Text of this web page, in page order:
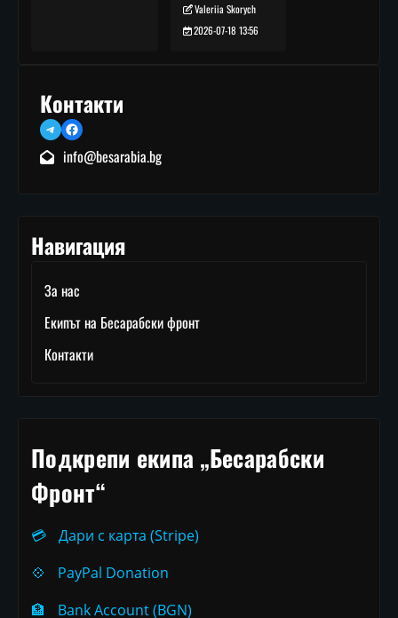
Valeriia Skorych
2026-07-18 13:56
Контакти
TelegramFacebook
info@besarabia.bg
Навигация
За нас
Екипът на Бесарабски фронт
Контакти
Подкрепи екипа „Бесарабски
Фронт“
💳
Дари с карта (Stripe)
💠
PayPal Donation
🏦
Bank Account (BGN)